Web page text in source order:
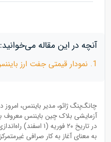
آنچه در این مقاله می‌خوانید:
1. نمودار قیمتی جفت ارز بایننس کوین/بیت کوین
چانگ‌پنگ ژائو، مدیر بایننس، امروز
در تاریخ ۲۰ فوریه (۱
به معنای آغاز به کار صرافی